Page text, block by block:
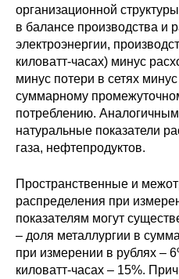
организационной
в балансе производства и
электроэнергии,
киловатт-часах) минус
минус потери в сетях
суммарному
потреблению.
натуральные показатели
газа, нефтепродуктов.
Пространственные и
распределения при
показателям могут
– доля металлургии в
при измерении в рублях –
киловатт-часах – 15%.